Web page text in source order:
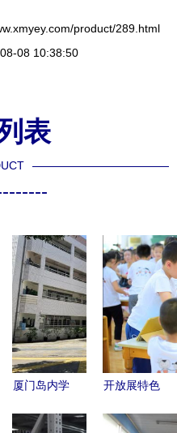
product/289.html
08 10:38:50
表
厦门岛内学
开放展特色